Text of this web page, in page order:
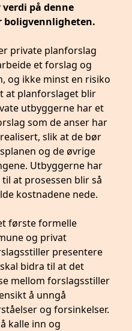
på denne
private planforslag
et forslag og
og ikke minst en risiko
at planforslaget blir
utbyggerne har et
som de anser har
slik at de bør
og de øvrige
Utbyggerne har
at prosessen blir så
kostnadene nede.
første formelle
og privat
presentere
bidra til at det
mellom forslagsstiller
å unngå
og forsinkelser.
kalle inn og